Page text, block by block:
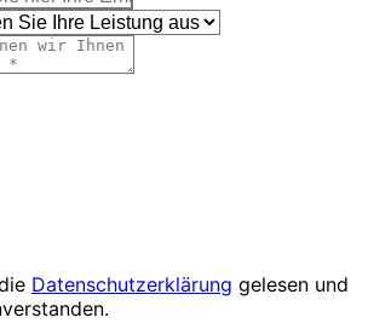
Datenschutzerklärung gelesen und